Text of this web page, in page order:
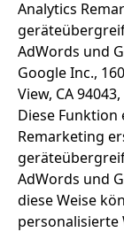
Analytics
AdWords und
Google Inc.,
View, CA 94043,
Diese
Remarketing
AdWords und
diese Weise
personalisierte